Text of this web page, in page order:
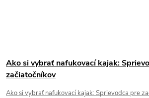
Ako si vybrať nafukovací kajak:
začiatočníkov
Ako si vybrať nafukovací kajak: Sprievodca pre